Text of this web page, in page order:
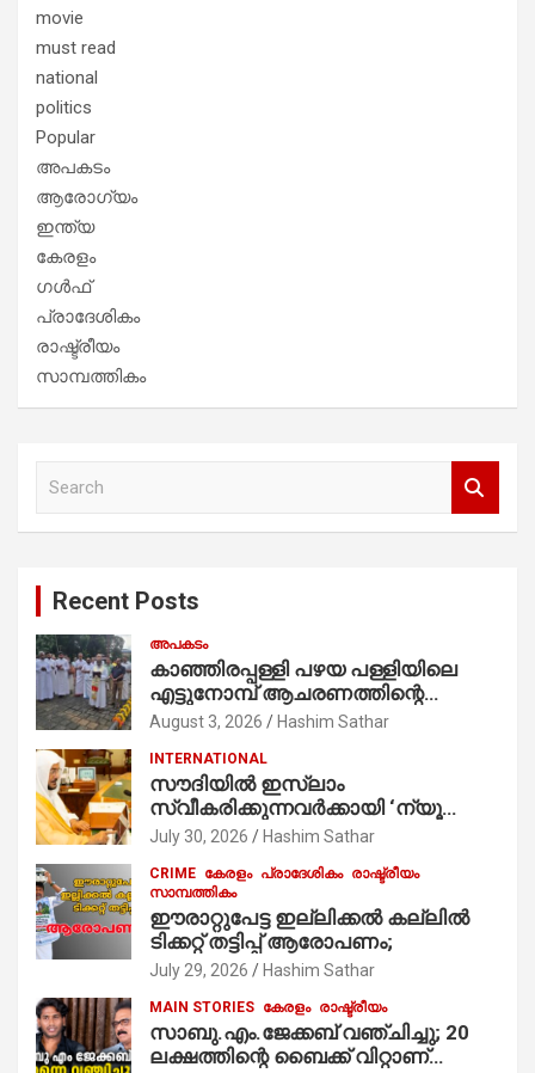
movie
must read
national
politics
Popular
അപകടം
ആരോഗ്യം
ഇന്ത്യ
കേരളം
ഗൾഫ്
പ്രാദേശികം
രാഷ്ട്രീയം
സാമ്പത്തികം
Recent Posts
അപകടം
കാഞ്ഞിരപ്പള്ളി പഴയ പള്ളിയിലെ
എട്ടുനോമ്പ് ആചരണത്തിന്റെ
ഭാഗമായുള്ള പന്തലിന്റെ കാൽനാട്ട്
കുര്യൻ താമരശ്ശേരി
നിർവഹിക്കുന്നു.
August 3, 2026 Hashim Sathar
INTERNATIONAL
സൗദിയില്‍ ഇസ്‌ലാം
സ്വീകരിക്കുന്നവര്‍ക്കായി ‘ന്യൂ
മുസ്ലിം’ ഡിജിറ്റല്‍ കാര്‍ഡ് സേവനം
July 30, 2026 Hashim Sathar
CRIME കേരളം പ്രാദേശികം രാഷ്ട്രീയം
സാമ്പത്തികം
ഈരാറ്റുപേട്ട ഇല്ലിക്കൽ കല്ലിൽ
ടിക്കറ്റ് തട്ടിപ്പ് ആരോപണം;
July 29, 2026 Hashim Sathar
MAIN STORIES കേരളം രാഷ്ട്രീയം
സാബു.എം.ജേക്കബ് വഞ്ചിച്ചു; 20
ലക്ഷത്തിന്റെ ബൈക്ക് വിറ്റാണ്